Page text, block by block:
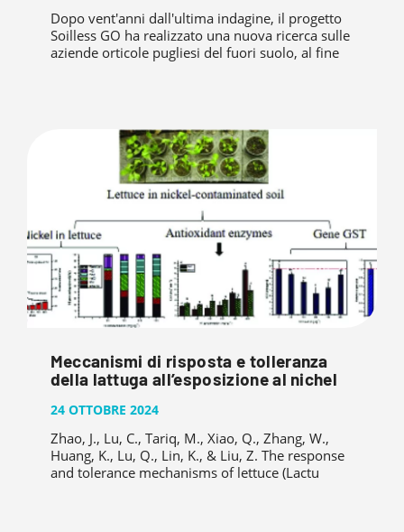
Dopo vent'anni dall'ultima indagine, il progetto
Soilless GO ha realizzato una nuova ricerca sulle
aziende orticole pugliesi del fuori suolo, al fine
Meccanismi di risposta e tolleranza
della lattuga all’esposizione al nichel
24 OTTOBRE 2024
Zhao, J., Lu, C., Tariq, M., Xiao, Q., Zhang, W.,
Huang, K., Lu, Q., Lin, K., & Liu, Z. The response
and tolerance mechanisms of lettuce (Lactu